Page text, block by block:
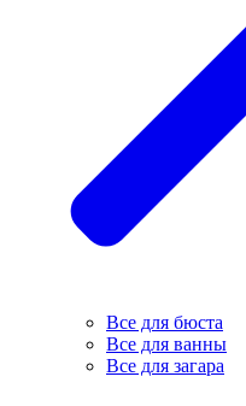
Все для бюста
Все для ванны
Все для загара